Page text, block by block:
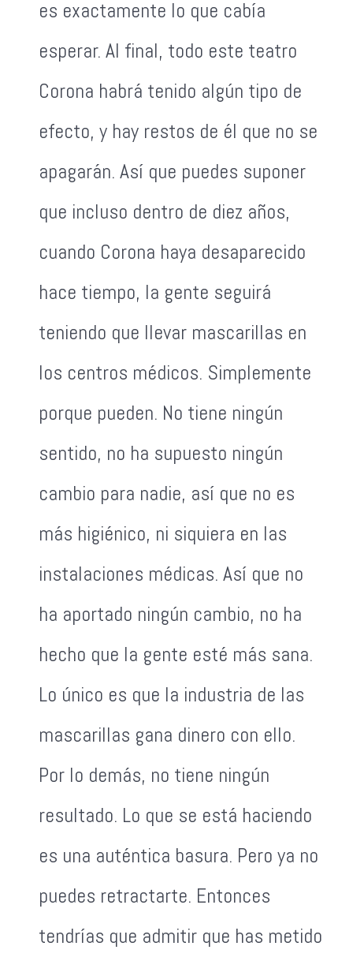
es exactamente lo que cabía
esperar. Al final, todo este teatro
Corona habrá tenido algún tipo de
efecto, y hay restos de él que no se
apagarán. Así que puedes suponer
que incluso dentro de diez años,
cuando Corona haya desaparecido
hace tiempo, la gente seguirá
teniendo que llevar mascarillas en
los centros médicos. Simplemente
porque pueden. No tiene ningún
sentido, no ha supuesto ningún
cambio para nadie, así que no es
más higiénico, ni siquiera en las
instalaciones médicas. Así que no
ha aportado ningún cambio, no ha
hecho que la gente esté más sana.
Lo único es que la industria de las
mascarillas gana dinero con ello.
Por lo demás, no tiene ningún
resultado. Lo que se está haciendo
es una auténtica basura. Pero ya no
puedes retractarte. Entonces
tendrías que admitir que has metido